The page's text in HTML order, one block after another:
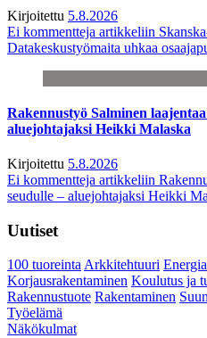
Kirjoitettu 5.8.2026
Ei kommentteja artikkeliin
Datakeskustyömaita uhkaa
Rakennustyö Salminen
aluejohtajaksi Heikki Malaska
Kirjoitettu 5.8.2026
Ei kommentteja artikkeliin
seudulle – aluejohtajaksi Heikki
Uutiset
100 tuoreintaArkkitehtuuri
Korjausrakentaminen Koulutus ja
Rakennustuote Rakentaminen
Työelämä
Näkökulmat